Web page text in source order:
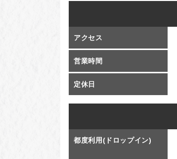
アクセス
営業時間
定休日
都度利用(ドロップイン)